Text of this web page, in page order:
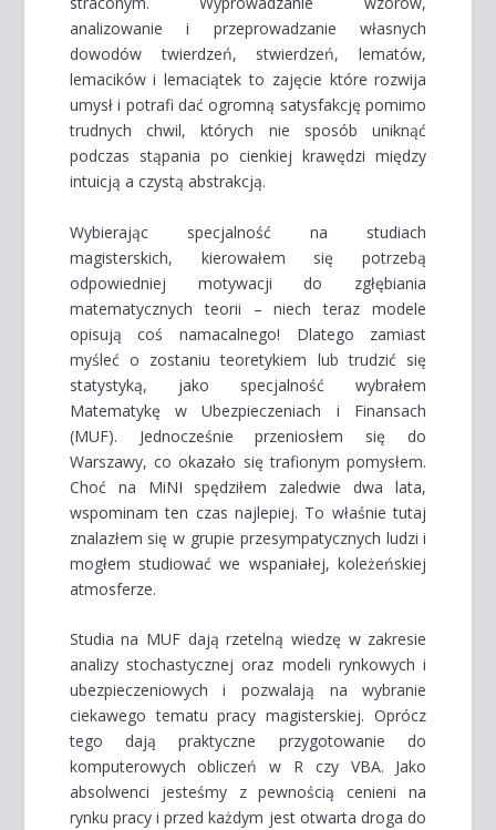
analizowanie i przeprowadzanie własnych
dowodów twierdzeń, stwierdzeń, lematów,
lemacików i lemaciątek to zajęcie które rozwija
umysł i potrafi dać ogromną satysfakcję pomimo
trudnych chwil, których nie sposób uniknąć
podczas stąpania po cienkiej krawędzi między
intuicją a czystą abstrakcją.
Wybierając specjalność na studiach
magisterskich, kierowałem się potrzebą
odpowiedniej motywacji do zgłębiania
matematycznych teorii – niech teraz modele
opisują coś namacalnego! Dlatego zamiast
myśleć o zostaniu teoretykiem lub trudzić się
statystyką, jako specjalność wybrałem
Matematykę w Ubezpieczeniach i Finansach
(MUF). Jednocześnie przeniosłem się do
Warszawy, co okazało się trafionym pomysłem.
Choć na MiNI spędziłem zaledwie dwa lata,
wspominam ten czas najlepiej. To właśnie tutaj
znalazłem się w grupie przesympatycznych ludzi i
mogłem studiować we wspaniałej, koleżeńskiej
atmosferze.
Studia na MUF dają rzetelną wiedzę w zakresie
analizy stochastycznej oraz modeli rynkowych i
ubezpieczeniowych i pozwalają na wybranie
ciekawego tematu pracy magisterskiej. Oprócz
tego dają praktyczne przygotowanie do
komputerowych obliczeń w R czy VBA. Jako
absolwenci jesteśmy z pewnością cenieni na
rynku pracy i przed każdym jest otwarta droga do